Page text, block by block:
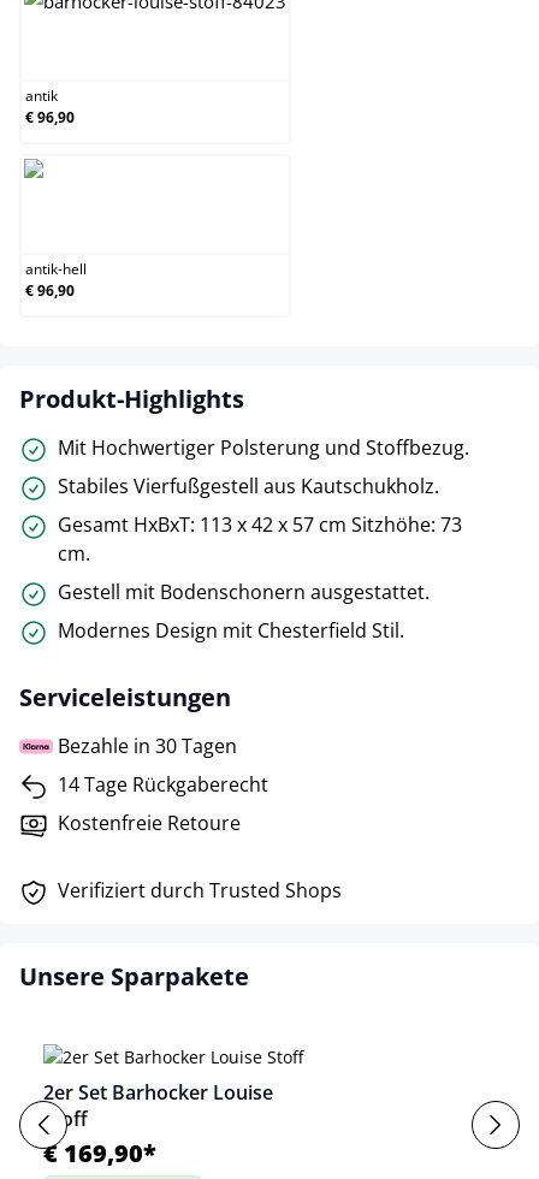
antik
€ 96,90
antik-hell
€ 96,90
Produkt-Highlights
Mit Hochwertiger Polsterung und Stoffbezug.
Stabiles Vierfußgestell aus Kautschukholz.
Gesamt HxBxT: 113 x 42 x 57 cm Sitzhöhe: 73
cm.
Gestell mit Bodenschonern ausgestattet.
Modernes Design mit Chesterfield Stil.
Serviceleistungen
Bezahle in 30 Tagen
14 Tage Rückgaberecht
Kostenfreie Retoure
Verifiziert durch Trusted Shops
Unsere Sparpakete
2er Set Barhocker Louise
Stoff
€ 169,90*